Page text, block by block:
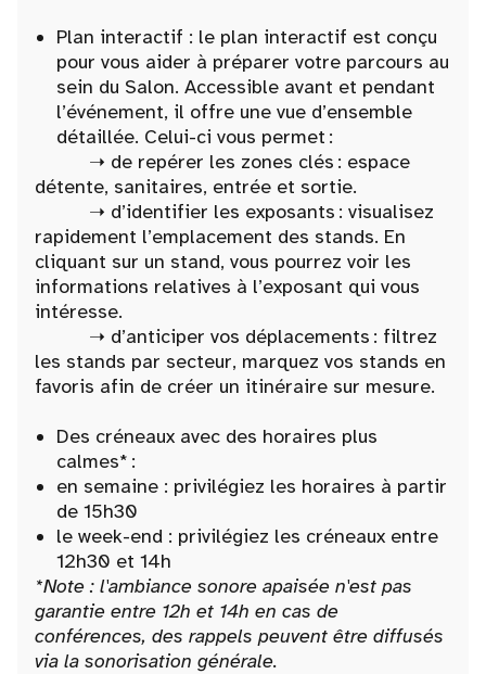
Plan interactif : le plan interactif est conçu
pour vous aider à préparer votre parcours au
sein du Salon. Accessible avant et pendant
l’événement, il offre une vue d’ensemble
détaillée. Celui-ci vous permet :
➝ de repérer les zones clés : espace
détente, sanitaires, entrée et sortie.
➝ d’identifier les exposants : visualisez
rapidement l’emplacement des stands. En
cliquant sur un stand, vous pourrez voir les
informations relatives à l’exposant qui vous
intéresse.
➝ d’anticiper vos déplacements : filtrez
les stands par secteur, marquez vos stands en
favoris afin de créer un itinéraire sur mesure.
Des créneaux avec des horaires plus
calmes* :
en semaine : privilégiez les horaires à partir
de 15h30
le week-end : privilégiez les créneaux entre
12h30 et 14h
*Note : l'ambiance sonore apaisée n'est pas
garantie entre 12h et 14h en cas de
conférences, des rappels peuvent être diffusés
via la sonorisation générale.